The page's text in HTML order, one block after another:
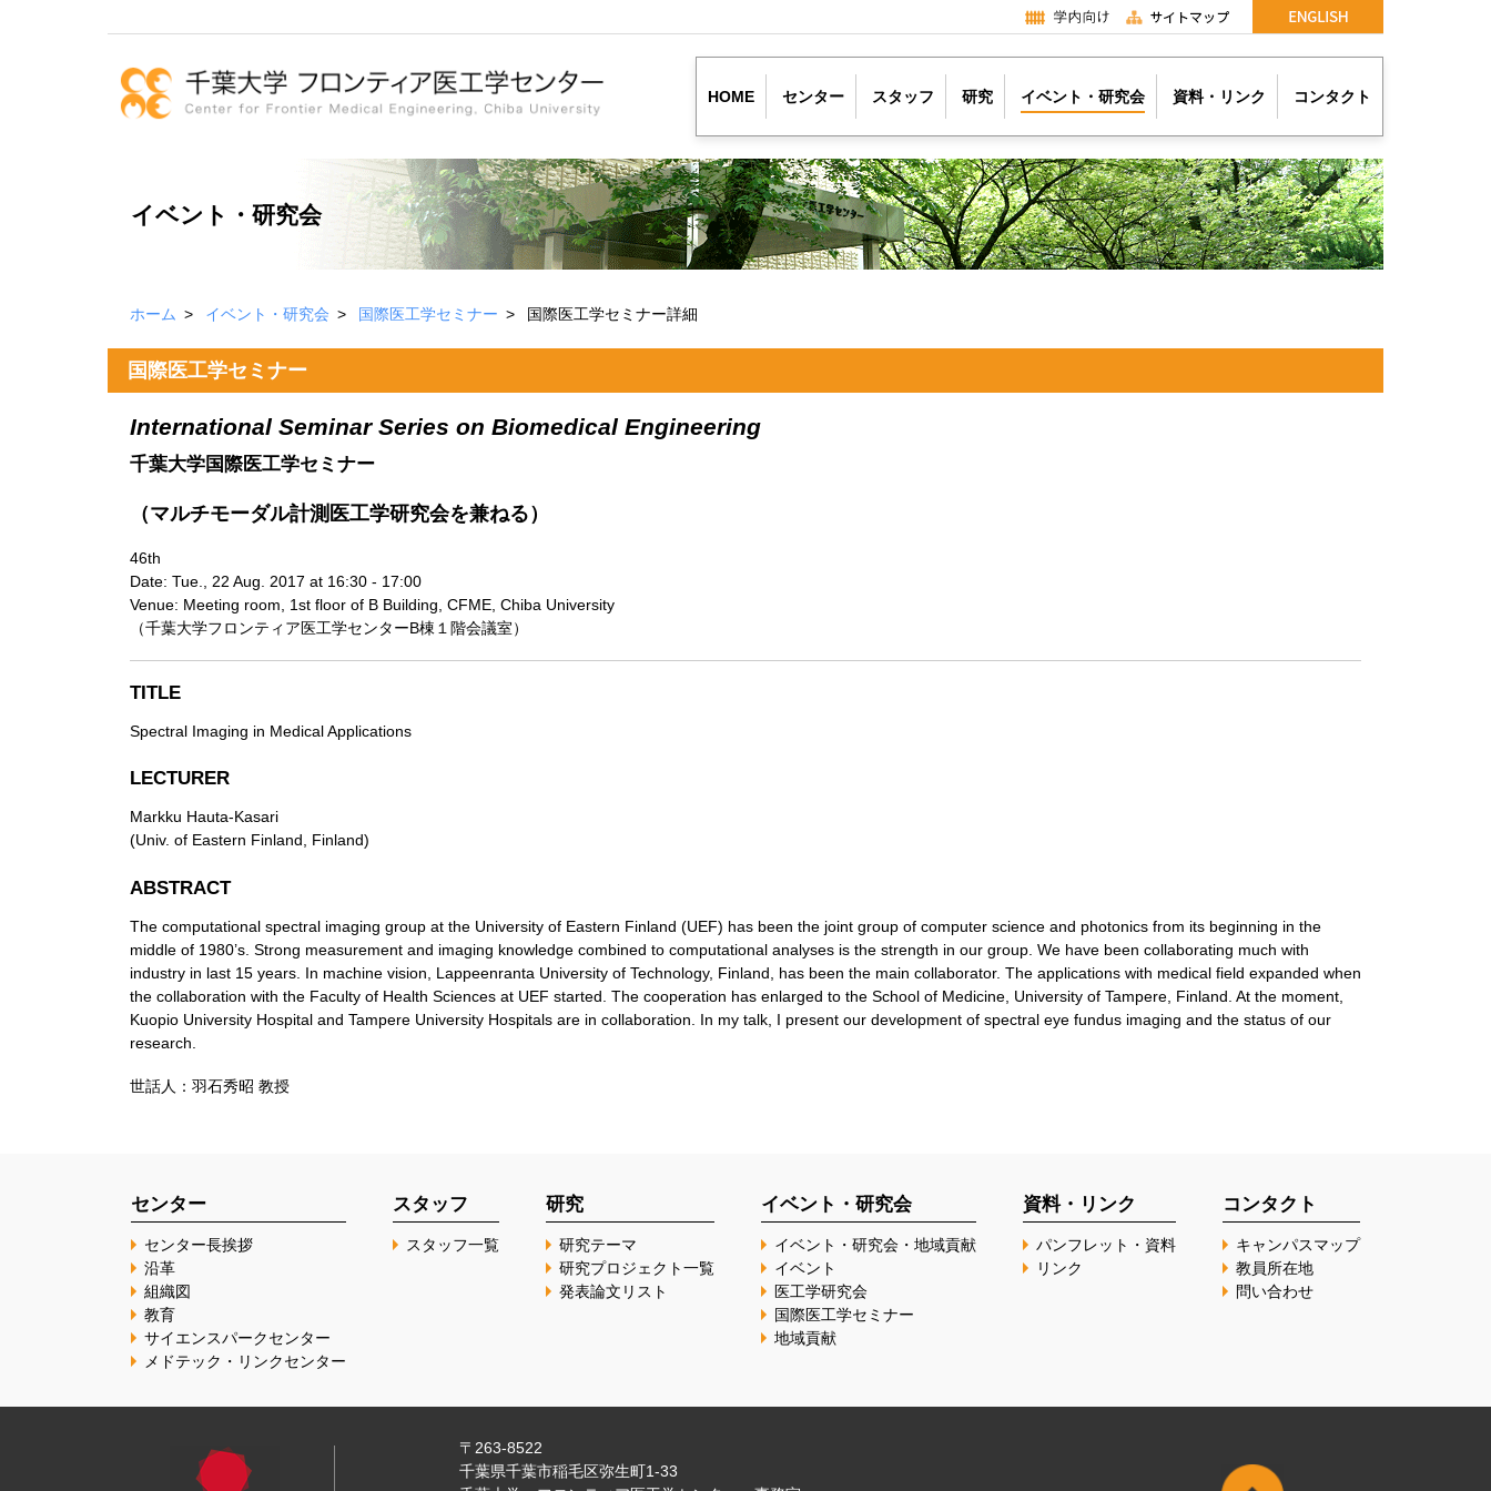
HOME センター スタッフ 研究 イベント・研究会 資料・リンク コンタクト
イベント・研究会
ホーム イベント・研究会 国際医工学セミナー 国際医工学セミナー詳細
国際医工学セミナー
International Seminar Series on Biomedical Engineering
千葉大学国際医工学セミナー
（マルチモーダル計測医工学研究会を兼ねる）
46th
Date: Tue., 22 Aug. 2017 at 16:30 - 17:00
Venue: Meeting room, 1st floor of B Building, CFME, Chiba University
（千葉大学フロンティア医工学センターB棟１階会議室）
TITLE
Spectral Imaging in Medical Applications
LECTURER
Markku Hauta-Kasari
(Univ. of Eastern Finland, Finland)
ABSTRACT
The computational spectral imaging group at the University of Eastern Finland (UEF) has been the joint group of computer science and photonics from its beginning in the
middle of 1980’s. Strong measurement and imaging knowledge combined to computational analyses is the strength in our group. We have been collaborating much with
industry in last 15 years. In machine vision, Lappeenranta University of Technology, Finland, has been the main collaborator. The applications with medical field expanded when
the collaboration with the Faculty of Health Sciences at UEF started. The cooperation has enlarged to the School of Medicine, University of Tampere, Finland. At the moment,
Kuopio University Hospital and Tampere University Hospitals are in collaboration. In my talk, I present our development of spectral eye fundus imaging and the status of our
research.
世話人：羽石秀昭 教授
センター
センター長挨拶
沿革
組織図
教育
サイエンスパークセンター
メドテック・リンクセンター
スタッフ
スタッフ一覧
研究
研究テーマ
研究プロジェクト一覧
発表論文リスト
イベント・研究会
イベント・研究会・地域貢献
イベント
医工学研究会
国際医工学セミナー
地域貢献
資料・リンク
パンフレット・資料
リンク
コンタクト
キャンパスマップ
教員所在地
問い合わせ
〒263-8522
千葉県千葉市稲毛区弥生町1-33